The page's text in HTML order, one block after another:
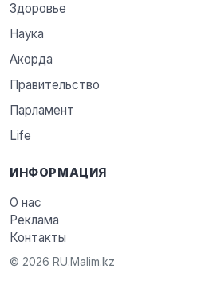
Здоровье
Наука
Акорда
Правительство
Парламент
Life
ИНФОРМАЦИЯ
О нас
Реклама
Контакты
© 2026 RU.Malim.kz